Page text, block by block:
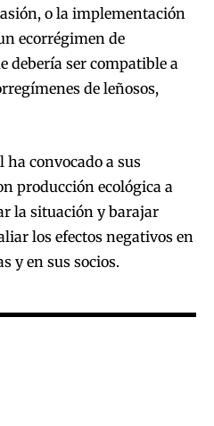
o la implementación
ecorrégimen de
debería ser compatible a
de leñosos,
convocado a sus
producción ecológica a
la situación y barajar
los efectos negativos en
y en sus socios.